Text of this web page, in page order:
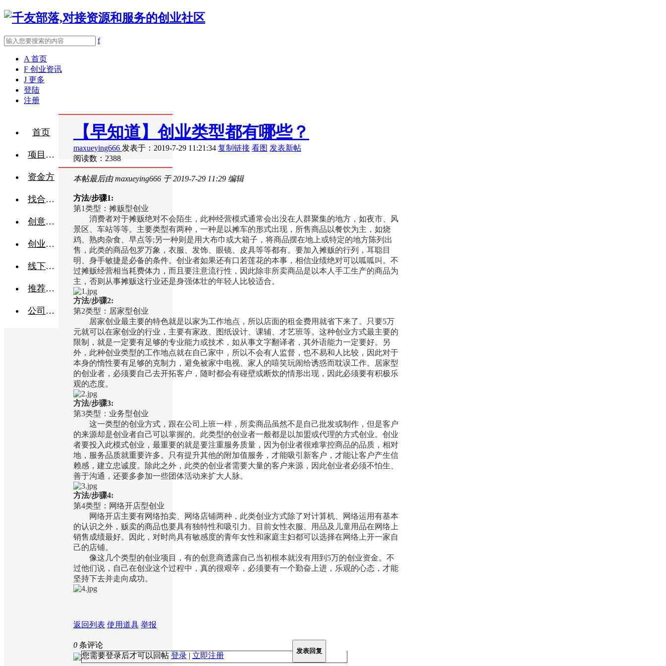
f
A 首页
F 创业资讯
J 更多
登陆
注册
首页
项目融资
资金方
找合伙人
创意点子
创业交流
线下活动
推荐企业
公司转让
【早知道】创业类型都有哪些？
maxueying666 发表于：2019-7-29 11:21:34 复制链接 看图 发表新帖
阅读数：2388
本帖最后由 maxueying666 于 2019-7-29 11:29 编辑
方法/步骤1:
第1类型：摊贩型创业
消费者对于摊贩绝对不会陌生，此种经营模式通常会出没在人群聚集的地方，如夜市、风
景区、车站等等。主要类型有两种，一种是以摊车的形式出现，所售商品以餐饮为主，如烧
鸡、熟肉杂食、早点等;另一种则是用大布巾或大箱子，将商品摆在地上或特定的地方陈列出
售，此类的商品包罗万象，衣服、发饰、眼镜、皮具等等都有。要加入摊贩的行列，耳聪目
明、身手敏捷是必备的条件。创业者如果还有口若莲花的本事，相信业绩绝对可以呱呱叫。不
过摊贩经营相当耗费体力，而且要注意流行性，因此除非所卖商品是以本人手工生产的商品为
主，否则从事摊贩这行业还是身强体壮的年轻人比较适合。
方法/步骤2:
第2类型：居家型创业
居家创业最主要的特色就是以家为工作地点，所以店面的租金费用就省下来了。只要5万
元就可以在家创业的行业，主要有家政、图纸设计、课辅、才艺班等。这种创业方式最主要的
限制，就是一定要有足够的专业能力或技术，如从事文字翻译者，其外语能力一定要好。另
外，此种创业类型的工作地点就在自己家中，所以不会有人监督，也不易和人比较，因此对于
本身的惰性要有足够的克制力，避免被家中电视、家人的嘻笑玩闹给诱惑而耽误工作。居家型
的创业者，必须要自己去开拓客户，随时都会有碰壁或断炊的情形出现，因此必须要有积极乐
观的态度。
方法/步骤3:
第3类型：业务型创业
这一类型的创业方式，跟在公司上班一样，所卖商品虽然不是自己批发或制作，但是客户
的来源却是创业者自己可以掌握的。此类型的创业者一般都是以加盟或代理的方式创业。创业
者要投入此模式创业，最重要的就是要注重服务质量，因为创业者很难掌控商品的品质，相对
地，服务品质就重要许多。只有提升其他的附加值服务，才能吸引新客户，才能让客户产生信
赖感，建立忠诚度。除此之外，此类的创业者需要大量的客户来源，因此创业者必须不怕生、
善于沟通，还要多参加一些团体活动来扩大人脉。
方法/步骤4:
第4类型：网络开店型创业
网络开店主要有网络拍卖、网络店铺两种，此类创业方式除了对计算机、网络运用有基本
的认识之外，贩卖的商品也要具有独特性和吸引力。目前女性衣服、用品及儿童用品在网络上
销售成绩最好。因此，对时尚具有敏感度的青年女性和家庭主妇都可以选择在网络上开一家自
己的店铺。
像这几个类型的创业项目，有的创意商透露自己当初根本就没有用到5万的创业资金。不
过他们说，自己在创业这个过程中，真的很艰辛，必须要有一个勤奋上进，乐观的心态，才能
坚持下去并走向成功。
返回列表 使用道具 举报
0 条评论
您需要登录后才可以回帖 登录 | 立即注册
发表回复